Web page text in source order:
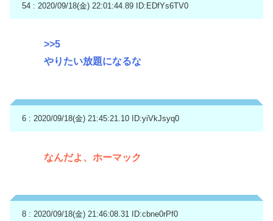
54 : 2020/09/18(金) 22:01:44.89 ID:EDfYs6TV0
>>5
やりたい放題になるな
6 : 2020/09/18(金) 21:45:21.10 ID:yiVkJsyq0
なんだよ、ホーマック
8 : 2020/09/18(金) 21:46:08.31 ID:cbne0rPf0